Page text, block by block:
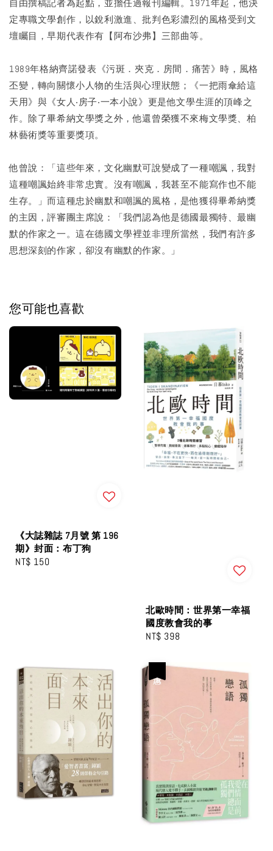
自由撰稿記者為起點，並擔任過報刊編輯。1971年起，他決
定專職文學創作，以銳利激進、批判色彩濃烈的風格受到文
壇矚目，早期代表作有【阿布沙弗】三部曲等。
1989年格納齊諾發表《污斑．夾克．房間．痛苦》時，風格
丕變，轉向關懷小人物的生活與心理狀態；《一把雨傘給這
天用》與《女人‧房子‧一本小說》更是他文學生涯的頂峰之
作。除了畢希納文學獎之外，他還曾榮獲不來梅文學獎、柏
林藝術獎等重要獎項。
他曾說：「這些年來，文化幽默可說變成了一種嘲諷，我對
這種嘲諷始終非常忠實。沒有嘲諷，我甚至不能寫作也不能
生存。」而這種忠於幽默和嘲諷的風格，是他獲得畢希納獎
的主因，評審團主席說：「我們認為他是德國最獨特、最幽
默的作家之一。這在德國文學裡並非理所當然，我們有許多
思想深刻的作家，卻沒有幽默的作家。」
您可能也喜歡
《大誌雜誌 7月號 第 196
期》封面：布丁狗
Regular
NT$ 150
北歐時間：世界第一幸福
國度教會我的事
Regular
NT$ 398